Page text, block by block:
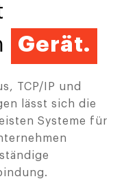
Gerät.
TCP/IP und
lässt sich die
Systeme für